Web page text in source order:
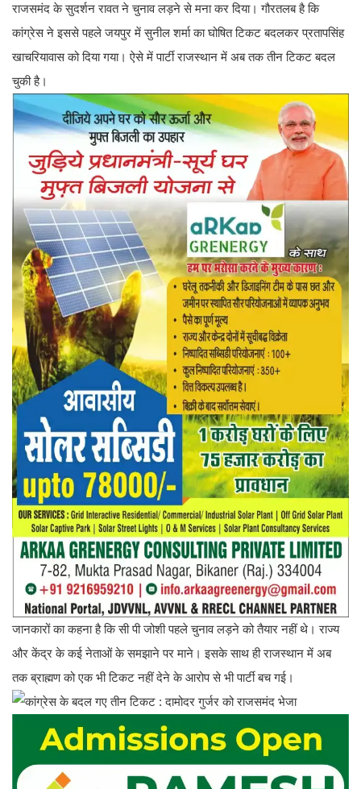
राजसमंद के सुदर्शन रावत ने चुनाव लड़ने से मना कर दिया। गौरतलब है कि
कांग्रेस ने इससे पहले जयपुर में सुनील शर्मा का घोषित टिकट बदलकर प्रतापसिंह
खाचरियावास को दिया गया। ऐसे में पार्टी राजस्थान में अब तक तीन टिकट बदल
चुकी है।
जानकारों का कहना है कि सी पी जोशी पहले चुनाव लड़ने को तैयार नहीं थे। राज्य
और केंद्र के कई नेताओं के समझाने पर माने। इसके साथ ही राजस्थान में अब
तक ब्राह्मण को एक भी टिकट नहीं देने के आरोप से भी पार्टी बच गई।